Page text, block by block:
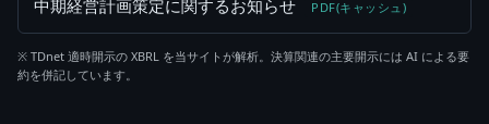
中期経営計画策定に関するお知らせ PDF(キャッシュ)
※ TDnet 適時開示の XBRL を当サイトが解析。決算関連の主要開示には AI による要
約を併記しています。